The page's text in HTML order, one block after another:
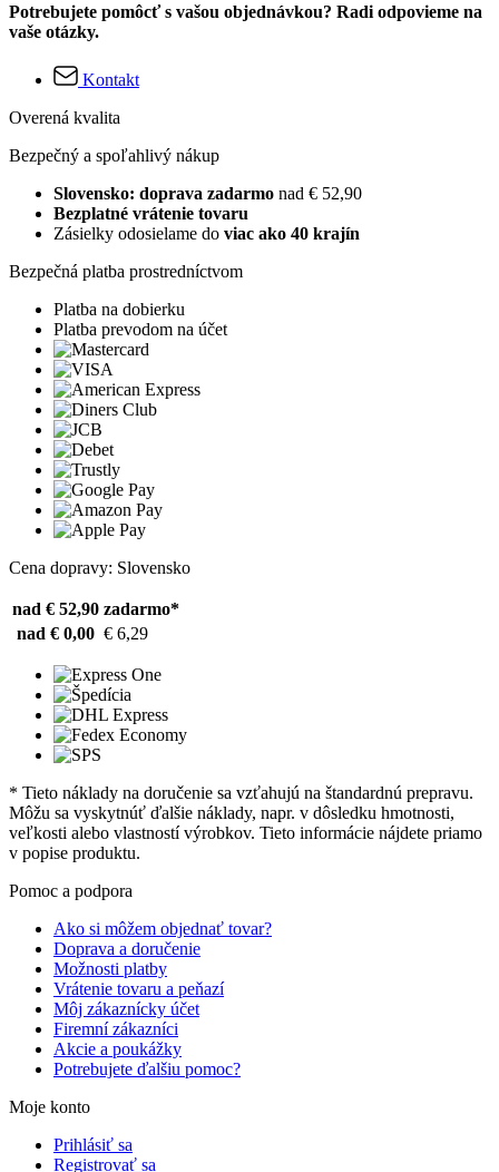
Potrebujete pomôcť s vašou objednávkou? Radi odpovieme na
vaše otázky.
Kontakt
Overená kvalita
Bezpečný a spoľahlivý nákup
Slovensko: doprava zadarmo nad € 52,90
Bezplatné vrátenie tovaru
Zásielky odosielame do viac ako 40 krajín
Bezpečná platba prostredníctvom
Platba na dobierku
Platba prevodom na účet
Cena dopravy: Slovensko
nad € 52,90 zadarmo*
nad € 0,00 € 6,29
* Tieto náklady na doručenie sa vzťahujú na štandardnú prepravu.
Môžu sa vyskytnúť ďalšie náklady, napr. v dôsledku hmotnosti,
veľkosti alebo vlastností výrobkov. Tieto informácie nájdete priamo
v popise produktu.
Pomoc a podpora
Ako si môžem objednať tovar?
Doprava a doručenie
Možnosti platby
Vrátenie tovaru a peňazí
Môj zákaznícky účet
Firemní zákazníci
Akcie a poukážky
Potrebujete ďalšiu pomoc?
Moje konto
Prihlásiť sa
Registrovať sa